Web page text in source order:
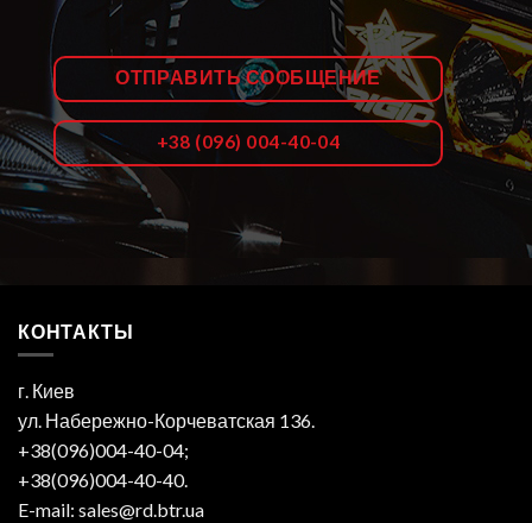
ОТПРАВИТЬ СООБЩЕНИЕ
+38 (096) 004-40-04
КОНТАКТЫ
г. Киев
ул. Набережно-Корчеватская 136.
+38(096)004-40-04;
+38(096)004-40-40.
E-mail: sales@rd.btr.ua